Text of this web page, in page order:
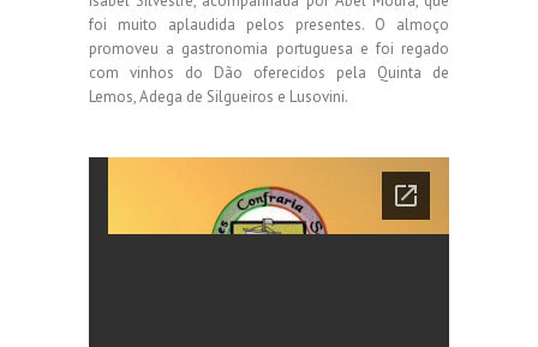
foi muito aplaudida pelos presentes. O almoço
promoveu a gastronomia portuguesa e foi regado
com vinhos do Dão oferecidos pela Quinta de
Lemos, Adega de Silgueiros e Lusovini.